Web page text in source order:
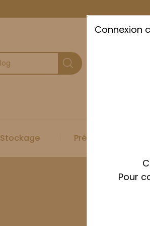
Stockage Préparation
Connexion
Pour